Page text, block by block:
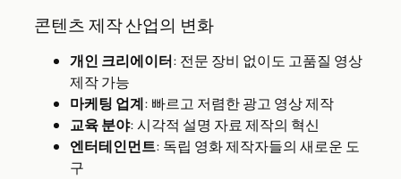
콘텐츠 제작 산업의 변화
개인 크리에이터: 전문 장비 없이도 고품질 영상
제작 가능
마케팅 업계: 빠르고 저렴한 광고 영상 제작
교육 분야: 시각적 설명 자료 제작의 혁신
엔터테인먼트: 독립 영화 제작자들의 새로운 도
구